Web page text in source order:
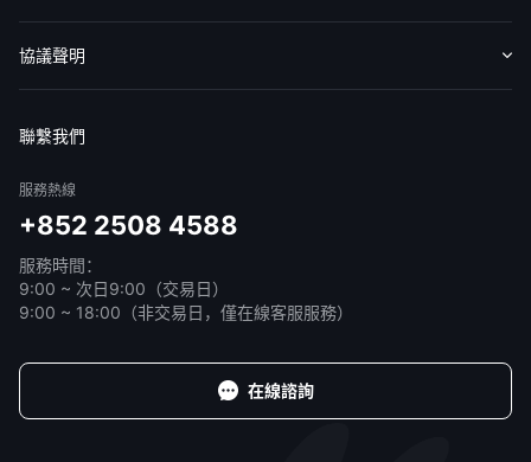
收費標準
交易工具
幫助中心
協議聲明
聯繫我們
服務熱線
+852 2508 4588
服務時間：
9:00 ~ 次日9:00（交易日）
9:00 ~ 18:00（非交易日，僅在線客服服務）
在線諮詢